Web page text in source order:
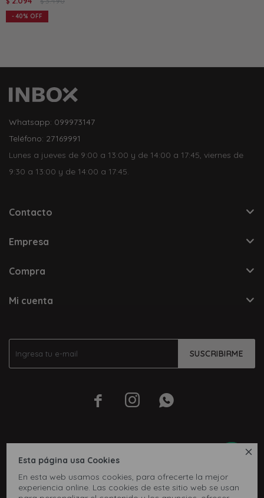

Esta página usa Cookies
En esta web usamos cookies, para ofrecerte la mejor
experiencia online. Las cookies de este sitio web se usan
40
SUSCRIBIRME
  
Whatsapp: 099973147
Teléfono: 27169991
Lunes a jueves de 9:00 a 13:00 y de 14:00 a 17:45, viernes de
9:30 a 13:00 y de 14:00 a 17:45.
Contacto
Empresa
Compra
Mi cuenta